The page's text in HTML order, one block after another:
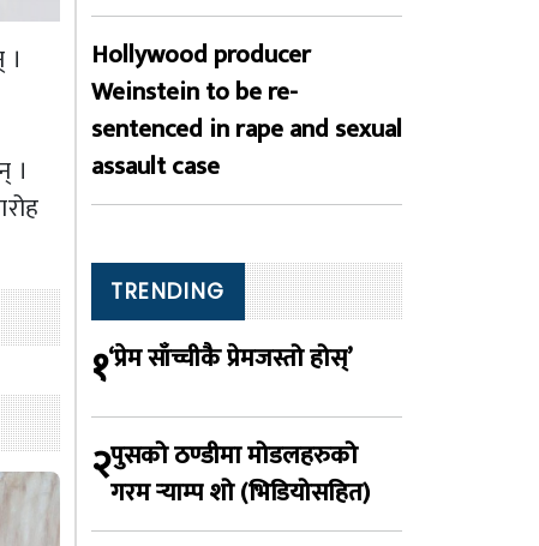
।
Hollywood producer
Weinstein to be re-
sentenced in rape and sexual
assault case
TRENDING
१‘प्रेम साँच्चीकै प्रेमजस्तो होस्’
२पुसको ठण्डीमा मोडलहरुको
गरम र्‍याम्प शो (भिडियोसहित)